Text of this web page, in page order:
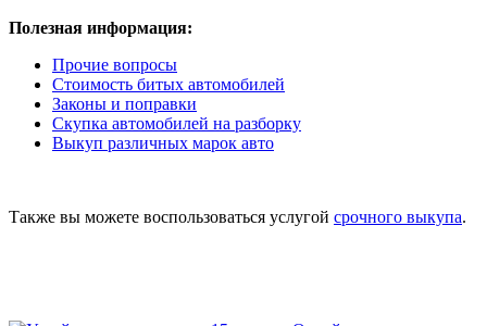
Полезная информация:
Прочие вопросы
Стоимость битых автомобилей
Законы и поправки
Скупка автомобилей на разборку
Выкуп различных марок авто
Также вы можете воспользоваться услугой срочного выкупа.